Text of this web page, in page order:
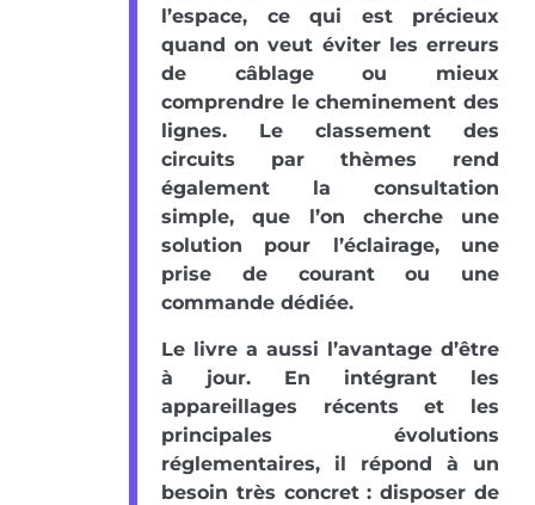
l’espace, ce qui est précieux
quand on veut éviter les erreurs
de câblage ou mieux
comprendre le cheminement des
lignes. Le classement des
circuits par thèmes rend
également la consultation
simple, que l’on cherche une
solution pour l’éclairage, une
prise de courant ou une
commande dédiée.
Le livre a aussi l’avantage d’être
à jour. En intégrant les
appareillages récents et les
principales évolutions
réglementaires, il répond à un
besoin très concret : disposer de